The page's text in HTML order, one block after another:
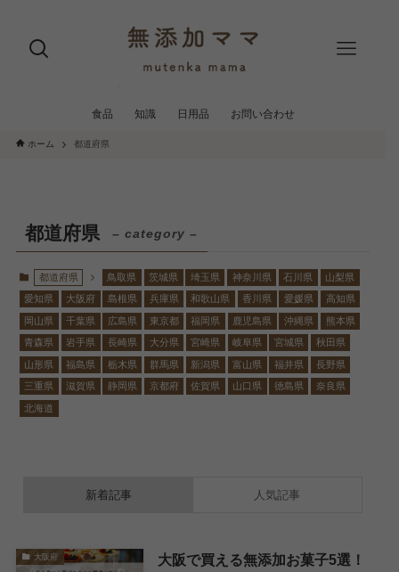
食品 知識 日用品 お問い合わせ
ホーム 都道府県
都道府県 – category –
都道府県 鳥取県 茨城県 埼玉県 神奈川県 石川県 山梨県
愛知県 大阪府 島根県 兵庫県 和歌山県 香川県 愛媛県 高知県
岡山県 千葉県 広島県 東京都 福岡県 鹿児島県 沖縄県 熊本県
青森県 岩手県 長崎県 大分県 宮崎県 岐阜県 宮城県 秋田県
山形県 福島県 栃木県 群馬県 新潟県 富山県 福井県 長野県
三重県 滋賀県 静岡県 京都府 佐賀県 山口県 徳島県 奈良県
北海道
新着記事 人気記事
大阪府
大阪で買える無添加お菓子5選！